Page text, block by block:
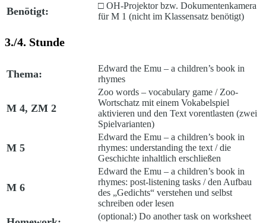
Benötigt:
□ OH-Projektor bzw. Dokumentenkamera
für M 1 (nicht im Klassensatz benötigt)
3./4. Stunde
Thema: Edward the Emu – a children’s book in
rhymes
M 4, ZM 2
Zoo words – vocabulary game /Zoo-
Wortschatz mit einem Vokabelspiel
aktivieren und den Text vorentlasten (zwei
Spielvarianten)
M 5
Edward the Emu – a children’s book in
rhymes: understanding the text /die
Geschichte inhaltlich erschließen
M 6
Edward the Emu – a children’s book in
rhymes: post-listening tasks /den Aufbau
des „Gedichts“ verstehen und selbst
schreiben oder lesen
(optional:) Do another task on worksheet